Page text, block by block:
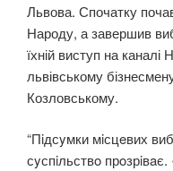
Львова. Спочатку
Народу, а завершив
їхній виступ на
львівському
Козловському.
“Пiдсyмки мiсцeвих
сyспiльствo